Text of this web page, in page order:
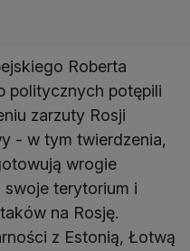
Roberta
politycznych potępili
zarzuty Rosji
- w tym twierdzenia,
wrogie
swoje terytorium i
na Rosję.
z Estonią, Łotwą